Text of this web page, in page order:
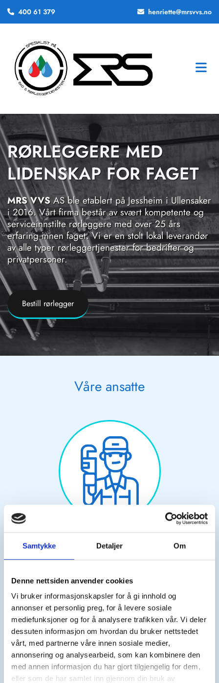
Samtykke Detaljer Om
Denne nettsiden anvender cookies
Vi bruker informasjonskapsler for å gi innhold og
annonser et personlig preg, for å levere sosiale
mediefunksjoner og for å analysere trafikken vår. Vi deler
dessuten informasjon om hvordan du bruker nettstedet
vårt, med partnerne våre innen sosiale medier,
annonsering og analysearbeid, som kan kombinere den
med annen informasjon du har gjort tilgjengelig for dem,
eller som de har samlet inn gjennom din bruk av
 400 61 379  henriette@mrsvvs.no
RØRLEGGERE MED
LIDENSKAP FOR FAGET
MRS VVS AS ble etablert på Jessheim i Ullensaker
i 2016. Vårt firma består av svært kompetente og
serviceinnstilte rørleggere med over 25 års
erfaring innen faget. Vi er en stolt lokal leverandør
av alle typer rørleggertjenester for bedrifter og
privatpersoner.
Bestill rørlegger
Våre ansatte
Jassin Sealiti